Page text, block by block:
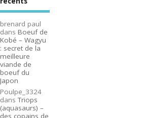
brenard paul
dans Boeuf de
Kobé – Wagyu
: secret de la
meilleure
viande de
boeuf du
Japon
Poulpe_3324
dansTriops
(aquasaurs) –
des copains de